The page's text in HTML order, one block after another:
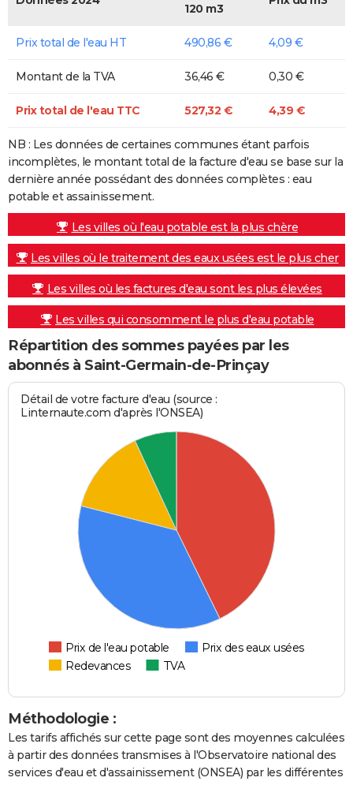
120 m3
Prix total de l'eau HT 490,86 € 4,09 €
Montant de la TVA 36,46 € 0,30 €
Prix total de l'eau TTC 527,32 € 4,39 €
NB : Les données de certaines communes étant parfois
incomplètes, le montant total de la facture d'eau se base sur la
dernière année possédant des données complètes : eau
potable et assainissement.
Les villes où l'eau potable est la plus chère
Les villes où le traitement des eaux usées est le plus cher
Les villes où les factures d'eau sont les plus élevées
Les villes qui consomment le plus d'eau potable
Répartition des sommes payées par les
abonnés à Saint-Germain-de-Prinçay
Détail de votre facture d'eau (source :
Linternaute.com d'après l'ONSEA)
Prix de l'eau potable
Prix des eaux usées
Redevances
TVA
Méthodologie :
Les tarifs affichés sur cette page sont des moyennes calculées
à partir des données transmises à l'Observatoire national des
services d'eau et d'assainissement (ONSEA) par les différentes